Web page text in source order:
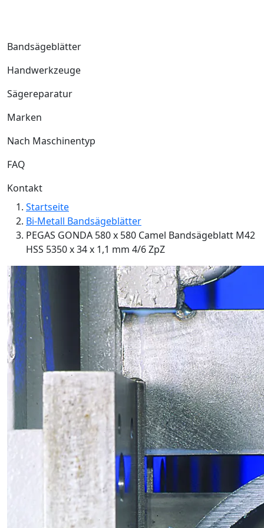
Bandsägeblätter
Handwerkzeuge
Sägereparatur
Marken
Nach Maschinentyp
FAQ
Kontakt
Startseite
Bi-Metall Bandsägeblätter
PEGAS GONDA 580 x 580 Camel Bandsägeblatt M42
HSS 5350 x 34 x 1,1 mm 4/6 ZpZ